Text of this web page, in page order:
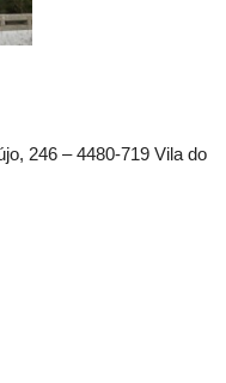
246 – 4480-719 Vila do